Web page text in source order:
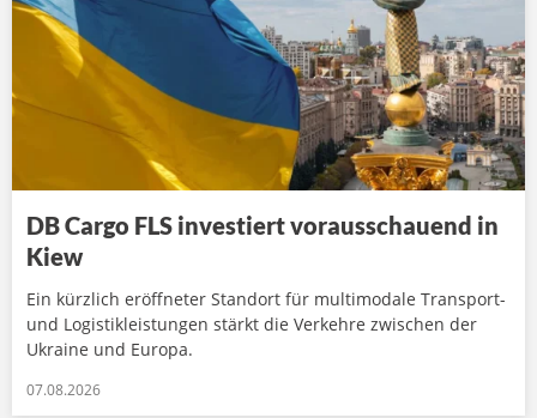
DB Cargo FLS investiert vorausschauend in
Kiew
Ein kürzlich eröffneter Standort für multimodale Transport-
und Logistikleistungen stärkt die Verkehre zwischen der
Ukraine und Europa.
07.08.2026